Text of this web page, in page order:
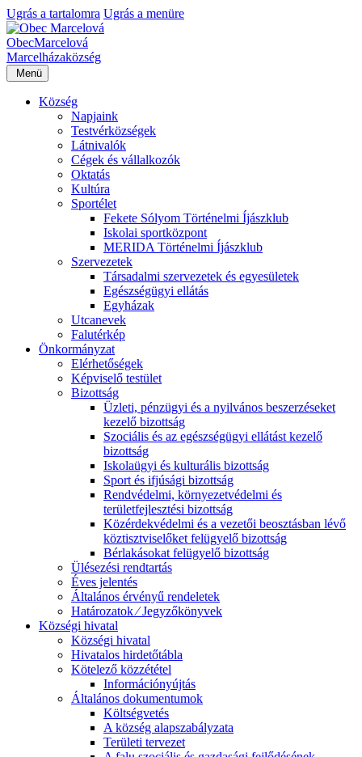
Ugrás a tartalomra Ugrás a menüre
ObecMarcelová
Marcelházaközség
Menü
Község
Napjaink
Testvérközségek
Látnivalók
Cégek és vállalkozók
Oktatás
Kultúra
Sportélet
Fekete Sólyom Történelmi Íjászklub
Iskolai sportközpont
MERIDA Történelmi Íjászklub
Szervezetek
Társadalmi szervezetek és egyesületek
Egészségügyi ellátás
Egyházak
Utcanevek
Falutérkép
Önkormányzat
Elérhetőségek
Képviselő testület
Bizottság
Üzleti, pénzügyi és a nyilvános beszerzéseket
kezelő bizottság
Szociális és az egészségügyi ellátást kezelő
bizottság
Iskolaügyi és kulturális bizottság
Sport és ifjúsági bizottság
Rendvédelmi, környezetvédelmi és
területfejlesztési bizottság
Közérdekvédelmi és a vezetői beosztásban lévő
köztisztviselőket felügyelő bizottság
Bérlakásokat felügyelő bizottság
Ülésezési rendtartás
Éves jelentés
Általános érvényű rendeletek
Határozatok ⁄ Jegyzőkönyvek
Községi hivatal
Községi hivatal
Hivatalos hirdetőtábla
Kötelező közzététel
Információnyújtás
Általános dokumentumok
Költségvetés
A község alapszabályzata
Területi tervezet